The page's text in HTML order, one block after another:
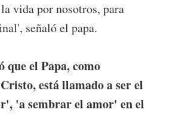
vida por nosotros, para
señaló el papa.
que el Papa, como
está llamado a ser el
'a sembrar el amor' en el